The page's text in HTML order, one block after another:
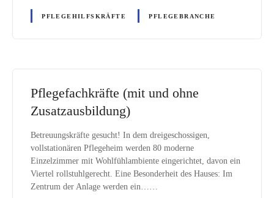
PFLEGEHILFSKRÄFTE PFLEGEBRANCHE
Pflegefachkräfte (mit und ohne
Zusatzausbildung)
Betreuungskräfte gesucht! In dem dreigeschossigen,
vollstationären Pflegeheim werden 80 moderne
Einzelzimmer mit Wohlfühlambiente eingerichtet, davon ein
Viertel rollstuhlgerecht. Eine Besonderheit des Hauses: Im
Zentrum der Anlage werden ein……